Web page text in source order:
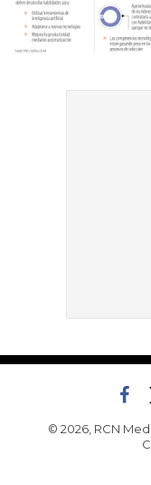
© 2026, RCN